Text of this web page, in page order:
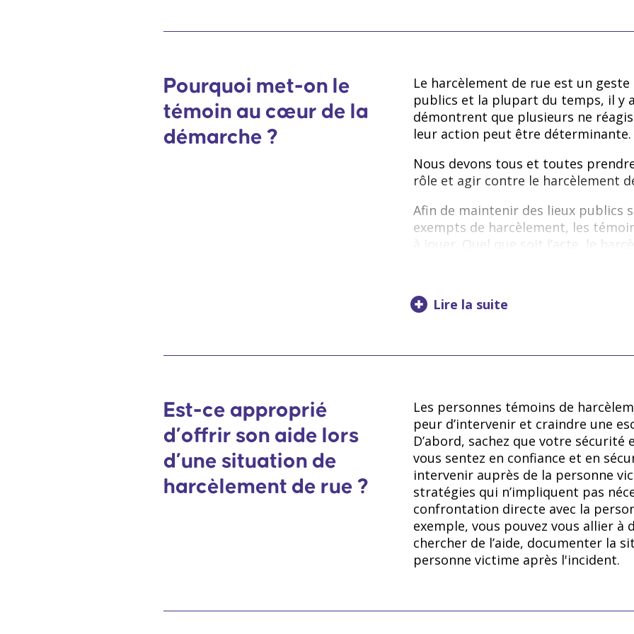
Cissexisme :discrimination et
dont l’identité ou l’expression de
au sexe assigné à la naissance; ​
Hétérosexisme :discrimination et
personnes dont l’orientation
l’hétérosexualité; ​
Capacitisme :
discrimination et
Classisme :discrimination et
Âgisme :discrimination et préjugés
envers les personnes âgées ou les
Identité de genre
Personne cisgenre :personne dont
genre assigné à la naissance. ​
Pourquoi met-on le
témoin au cœur de la
démarche ?
Le harcèlement de rue est un
publics et la plupart du temps, il y
démontrent que plusieurs ne
leur action peut être déterminante.
Nous devons tous et toutes
rôle et agir contre le harcèlement
Afin de maintenir des lieux publics
exempts de harcèlement, les
à jouer. Quel que soit l’acte, le
climat de peur dans lequel elle se
comprendre que des actions
Lire la suite
Est-ce approprié
d’offrir son aide lors
d’une situation de
harcèlement de rue ?
Les personnes témoins de
peur d’intervenir et craindre une
D’abord, sachez que votre sécurité
vous sentez en confiance et en
intervenir auprès de la personne
stratégies qui n’impliquent pas
confrontation directe avec la
exemple, vous pouvez vous allier à
chercher de l’aide, documenter la
personne victime après l'incident.